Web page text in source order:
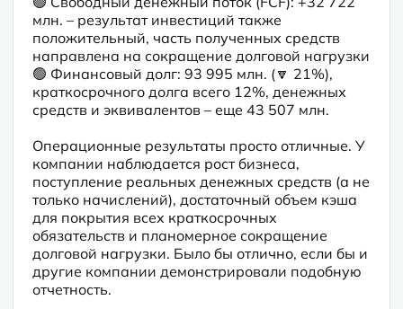
млн. – результат инвестиций также
положительный, часть полученных средств
направлена на сокращение долговой нагрузки
🟢 Финансовый долг: 93 995 млн. (🔽 21%),
краткосрочного долга всего 12%, денежных
средств и эквивалентов – еще 43 507 млн.
Операционные результаты просто отличные. У
компании наблюдается рост бизнеса,
поступление реальных денежных средств (а не
только начислений), достаточный объем кэша
для покрытия всех краткосрочных
обязательств и планомерное сокращение
долговой нагрузки. Было бы отлично, если бы и
другие компании демонстрировали подобную
отчетность.